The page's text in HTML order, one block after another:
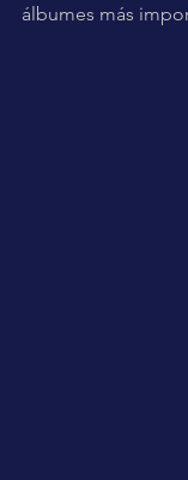
álbumes más